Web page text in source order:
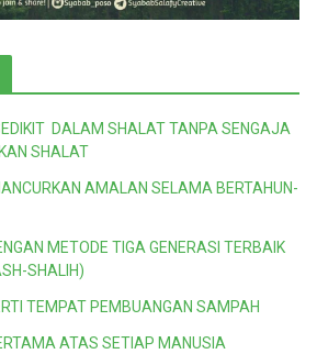
DALAM SHALAT TANPA SENGAJA
SHALAT
AMALAN SELAMA BERTAHUN-
METODE TIGA GENERASI TERBAIK
SHALIH)
TEMPAT PEMBUANGAN SAMPAH
ATAS SETIAP MANUSIA